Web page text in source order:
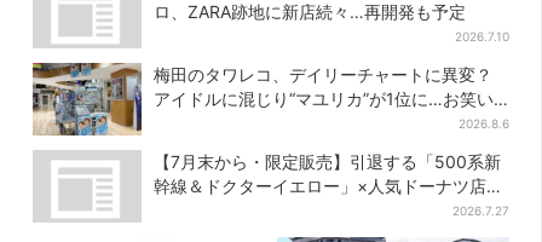
ロ、ZARA跡地に新店続々…再開発も予定
2026.7.10
梅田のタワレコ、デイリーチャートに異変？
アイドルに混じり“マユリカ”が1位に…お笑い
2026.8.6
【7月末から・限定販売】引退する「500系新
幹線＆ドクターイエロー」×人気ドーナツ店が
2026.7.27